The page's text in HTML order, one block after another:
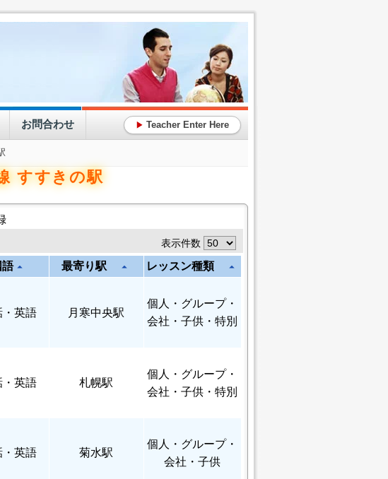
お問合わせ ▶ Teacher Enter Here
すすきの駅
表示件数
語arrow_drop_up 最寄り駅 arrow_drop_up レッスン種類 arrow_drop_up
・英語 月寒中央駅
個人
・グループ・
会社・子供・特別
・英語 札幌駅
個人
・グループ・
会社・子供・特別
・英語 菊水駅
個人
・グループ・
会社・子供